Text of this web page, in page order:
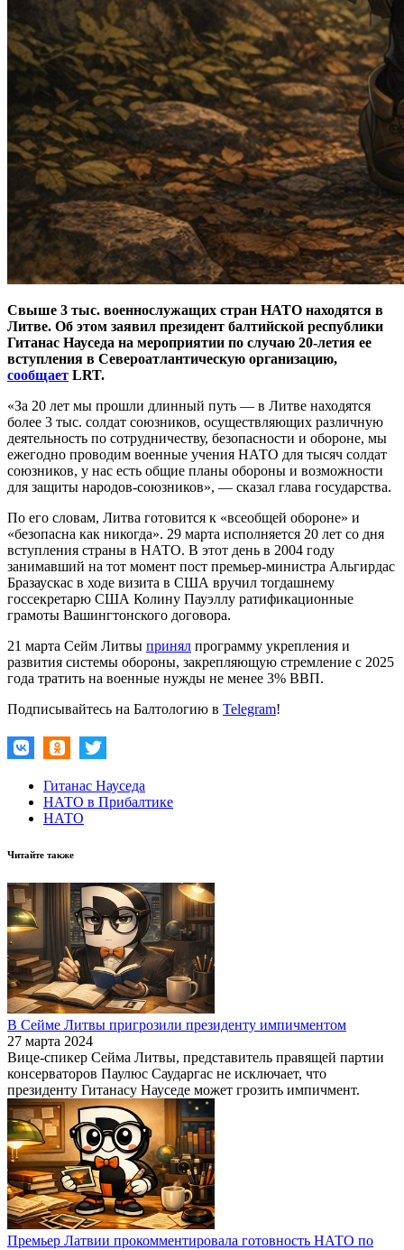
Свыше 3 тыс. военнослужащих стран НАТО находятся в
Литве. Об этом заявил президент балтийской республики
Гитанас Науседа на мероприятии по случаю 20-летия ее
вступления в Североатлантическую организацию,
сообщает LRT.
«За 20 лет мы прошли длинный путь — в Литве находятся
более 3 тыс. солдат союзников, осуществляющих различную
деятельность по сотрудничеству, безопасности и обороне, мы
ежегодно проводим военные учения НАТО для тысяч солдат
союзников, у нас есть общие планы обороны и возможности
для защиты народов-союзников», — сказал глава государства.
По его словам, Литва готовится к «всеобщей обороне» и
«безопасна как никогда». 29 марта исполняется 20 лет со дня
вступления страны в НАТО. В этот день в 2004 году
занимавший на тот момент пост премьер-министра Альгирдас
Бразаускас в ходе визита в США вручил тогдашнему
госсекретарю США Колину Пауэллу ратификационные
грамоты Вашингтонского договора.
21 марта Сейм Литвы принял программу укрепления и
развития системы обороны, закрепляющую стремление с 2025
года тратить на военные нужды не менее 3% ВВП.
Подписывайтесь на Балтологию в Telegram!
Гитанас Науседа
НАТО в Прибалтике
НАТО
Читайте также
В Сейме Литвы пригрозили президенту импичментом
27 марта 2024
Вице-спикер Сейма Литвы, представитель правящей партии
консерваторов Паулюс Саударгас не исключает, что
президенту Гитанасу Науседе может грозить импичмент.
Премьер Латвии прокомментировала готовность НАТО по